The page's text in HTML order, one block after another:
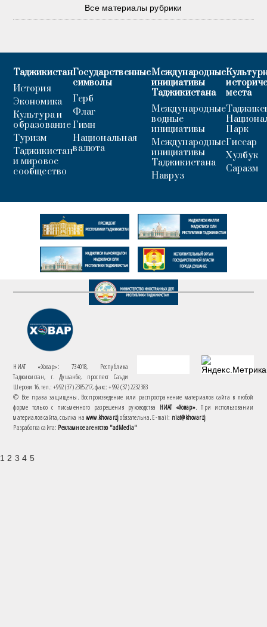
Все материалы рубрики
Таджикистан
История
Экономика
Культура и
образование
Туризм
Таджикистан
и мировое
сообщество
Государственные
символы
Герб
Флаг
Гимн
Национальная
валюта
Международные
инициативы
Таджикистана
Международные
водные
инициативы
Международные
инициативы
Таджикистана
Навруз
места
Парк
Гиссар
Хулбук
Саразм
НИАТ «Ховар»: 734018, Республика
Таджикистан, г. Душанбе, проспект Саъди
Шерози 16. тел.: +992 (37) 2385217, факс: +992 (37) 2232383
© Все права защищены. Воспроизведение или распространение материалов сайта в любой
форме только с письменного разрешения руководства НИАТ «Ховар». При использовании
материалов сайта, ссылка наwww.khovar.tjобязательна. E-mail: niat@khovar.tj
Разработка сайта: Рекламное агентство "adMedia"
1 2 3 4 5